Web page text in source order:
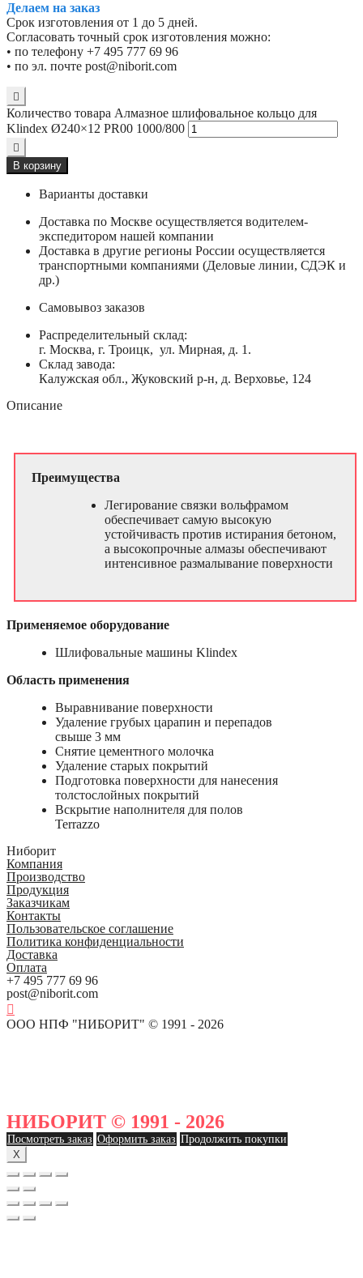
Делаем на заказ
Срок изготовления от 1 до 5 дней.
Согласовать точный срок изготовления можно:
• по телефону +7 495 777 69 96
• по эл. почте post@niborit.com
Количество товара Алмазное шлифовальное кольцо для
Klindex Ø240×12 PR00 1000/800
В корзину
Варианты доставки
Доставка по Москве осуществляется водителем-
экспедитором нашей компании
Доставка в другие регионы России осуществляется
транспортными компаниями (Деловые линии, СДЭК и
др.)
Самовывоз заказов
Распределительный склад:
г. Москва, г. Троицк, ул. Мирная, д. 1.
Склад завода:
Калужская обл., Жуковский р-н, д. Верховье, 124
Описание
Преимущества
Легирование связки вольфрамом
обеспечивает самую высокую
устойчивасть против истирания бетоном,
а высокопрочные алмазы обеспечивают
интенсивное размалывание поверхности
Применяемое оборудование
Шлифовальные машины Klindex
Область применения
Выравнивание поверхности
Удаление грубых царапин и перепадов
свыше 3 мм
Снятие цементного молочка
Удаление старых покрытий
Подготовка поверхности для нанесения
толстослойных покрытий
Вскрытие наполнителя для полов
Terrazzo
Ниборит
Компания
Производство
Продукция
Заказчикам
Контакты
Пользовательское соглашение
Политика конфиденциальности
Доставка
Оплата
+7 495 777 69 96
post@niborit.com
ООО НПФ "НИБОРИТ" © 1991 - 2026
НИБОРИТ © 1991 - 2026
Посмотреть заказ Оформить заказ Продолжить покупки
X